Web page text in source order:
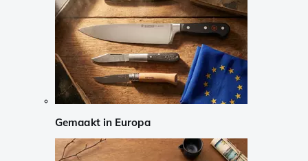
Gemaakt in Europa